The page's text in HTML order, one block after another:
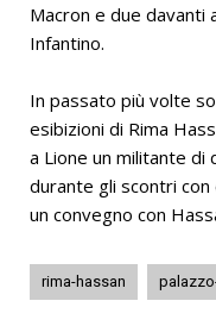
Macron e due davanti
Infantino.
In passato più volte
esibizioni di Rima
a Lione un militante di
durante gli scontri
un convegno con
rima-hassan